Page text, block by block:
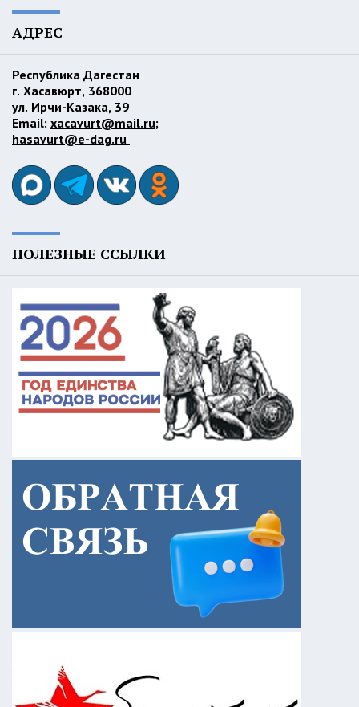
АДРЕС
Республика Дагестан
г. Хасавюрт, 368000
ул. Ирчи-Казака, 39
Email: xacavurt@mail.ru;
hasavurt@e-dag.ru
ПОЛЕЗНЫЕ ССЫЛКИ